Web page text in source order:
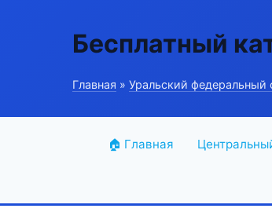
Бесплатный
Главная » Уральский федеральный
🏠 Главная